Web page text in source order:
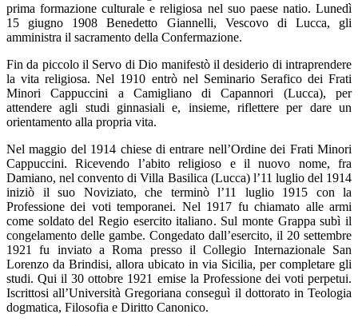
prima formazione culturale e religiosa nel suo paese natio. Lunedì
15 giugno 1908 Benedetto Giannelli, Vescovo di Lucca, gli
amministra il sacramento della Confermazione.
Fin da piccolo il Servo di Dio manifestò il desiderio di intraprendere
la vita religiosa. Nel 1910 entrò nel Seminario Serafico dei Frati
Minori Cappuccini a Camigliano di Capannori (Lucca), per
attendere agli studi ginnasiali e, insieme, riflettere per dare un
orientamento alla propria vita.
Nel maggio del 1914 chiese di entrare nell’Ordine dei Frati Minori
Cappuccini. Ricevendo l’abito religioso e il nuovo nome, fra
Damiano, nel convento di Villa Basilica (Lucca) l’11 luglio del 1914
iniziò il suo Noviziato, che terminò l’11 luglio 1915 con la
Professione dei voti temporanei. Nel 1917 fu chiamato alle armi
come soldato del Regio esercito italiano. Sul monte Grappa subì il
congelamento delle gambe. Congedato dall’esercito, il 20 settembre
1921 fu inviato a Roma presso il Collegio Internazionale San
Lorenzo da Brindisi, allora ubicato in via Sicilia, per completare gli
studi. Qui il 30 ottobre 1921 emise la Professione dei voti perpetui.
Iscrittosi all’Università Gregoriana conseguì il dottorato in Teologia
dogmatica, Filosofia e Diritto Canonico.